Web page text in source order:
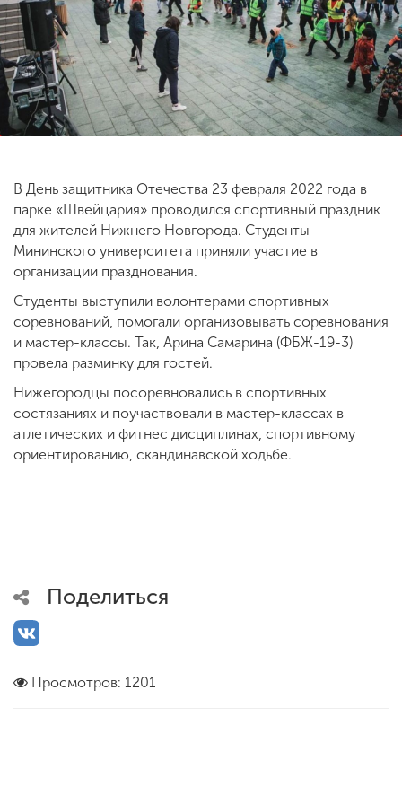
ENG SPN CHI
Приемная
В День защитника Отечества 23 февраля 2022 года в
парке «Швейцария» проводился спортивный праздник
для жителей Нижнего Новгорода. Студенты
Мининского университета приняли участие в
организации празднования.
Студенты выступили волонтерами спортивных
соревнований, помогали организовывать соревнования
и мастер-классы. Так, Арина Самарина (ФБЖ-19-3)
провела разминку для гостей.
Нижегородцы посоревновались в спортивных
состязаниях и поучаствовали в мастер-классах в
атлетических и фитнес дисциплинах, спортивному
ориентированию, скандинавской ходьбе.
Поделиться
Просмотров: 1201